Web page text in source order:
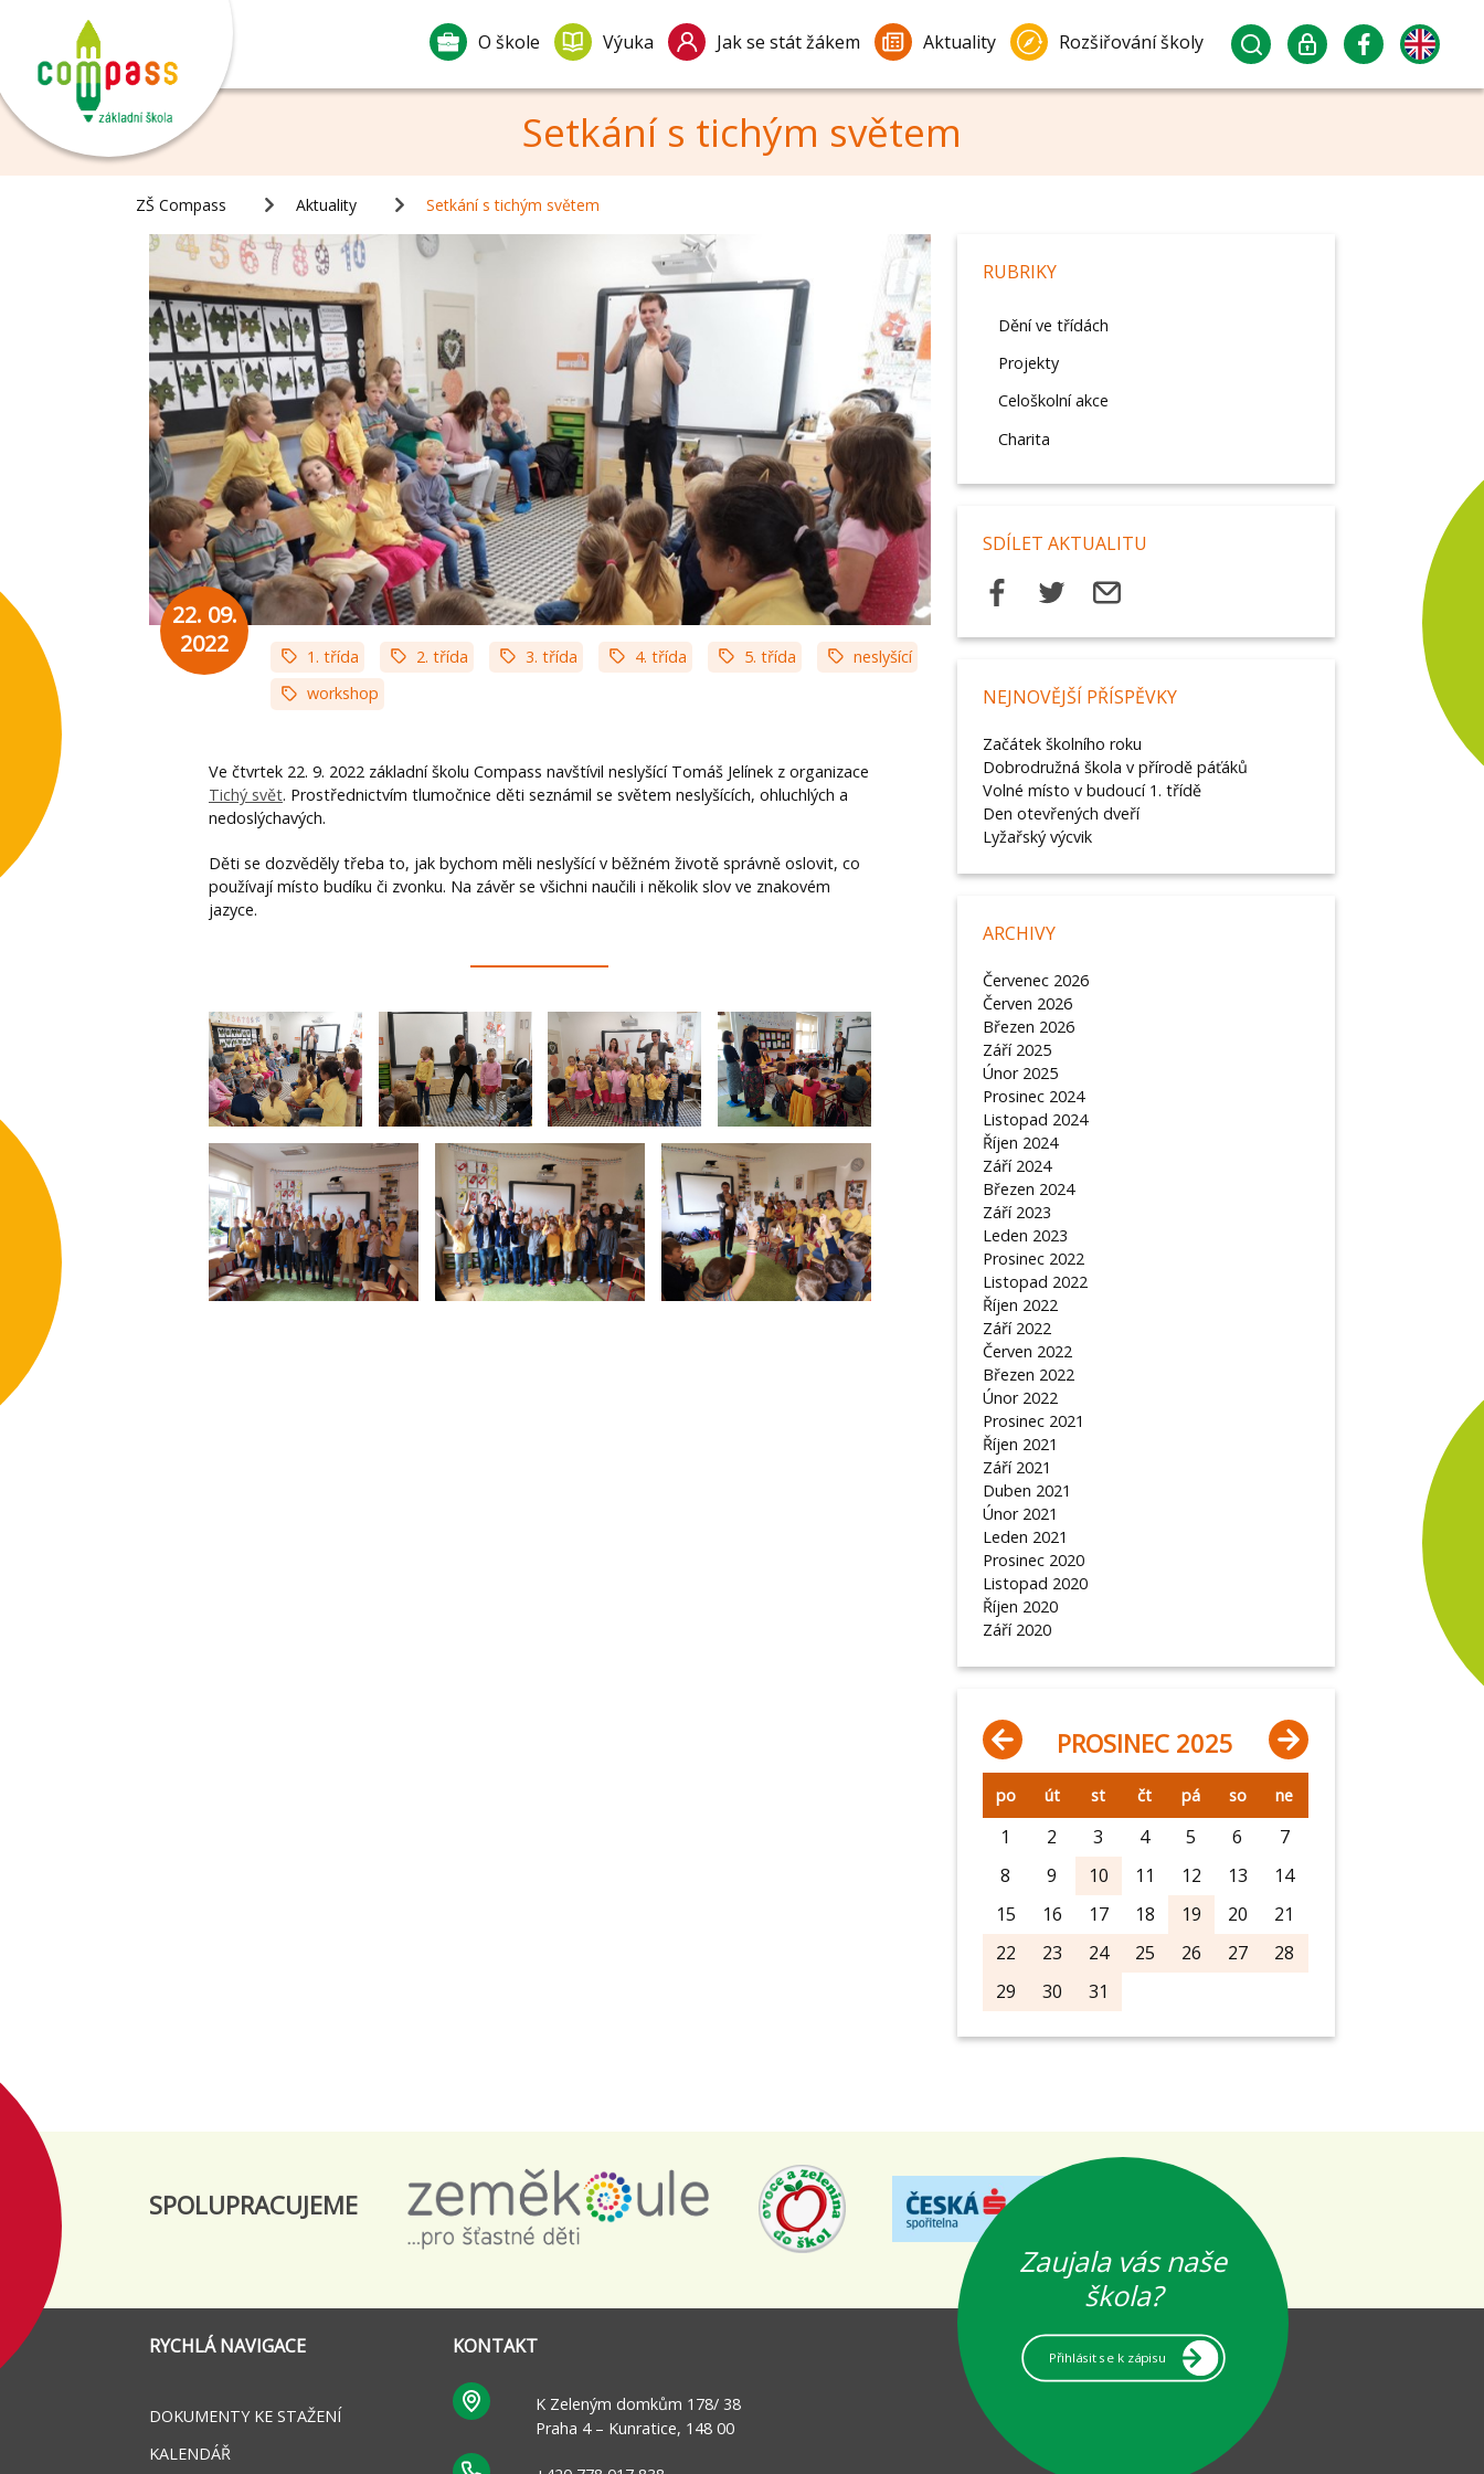
O škole Výuka Jak se stát žákem Aktuality Rozšiřování školy
Setkání s tichým světem
ZŠ Compass Aktuality Setkání s tichým světem
22. 09.
2022
1. třída 2. třída 3. třída 4. třída 5. třída
neslyšící
workshop
Ve čtvrtek 22. 9. 2022 základní školu Compass navštívil neslyšící Tomáš Jelínek z organizace
Tichý svět. Prostřednictvím tlumočnice děti seznámil se světem neslyšících, ohluchlých a
nedoslýchavých.
Děti se dozvěděly třeba to, jak bychom měli neslyšící v běžném životě správně oslovit, co
používají místo budíku či zvonku. Na závěr se všichni naučili i několik slov ve znakovém
jazyce.
RUBRIKY
Dění ve třídách
Projekty
Celoškolní akce
Charita
SDÍLET AKTUALITU
NEJNOVĚJŠÍ PŘÍSPĚVKY
Začátek školního roku
Dobrodružná škola v přírodě páťáků
Volné místo v budoucí 1. třídě
Den otevřených dveří
Lyžařský výcvik
ARCHIVY
Červenec 2026
Červen 2026
Březen 2026
Září 2025
Únor 2025
Prosinec 2024
Listopad 2024
Říjen 2024
Září 2024
Březen 2024
Září 2023
Leden 2023
Prosinec 2022
Listopad 2022
Říjen 2022
Září 2022
Červen 2022
Březen 2022
Únor 2022
Prosinec 2021
Říjen 2021
Září 2021
Duben 2021
Únor 2021
Leden 2021
Prosinec 2020
Listopad 2020
Říjen 2020
Září 2020
PROSINEC 2025
po út st čt pá so ne
1 2 3 4 5 6
7
8
9 10 11 12 13
14
15
16 17 18 19 20
21
22
23 24 25 26 27
28
29
30 31
SPOLUPRACUJEME
RYCHLÁ NAVIGACE
DOKUMENTY KE STAŽENÍ
KALENDÁŘ
KONTAKT
K Zeleným domkům 178/ 38
Praha 4 – Kunratice, 148 00
Zaujala vás naše
škola?
Přihlásit se k zápisu